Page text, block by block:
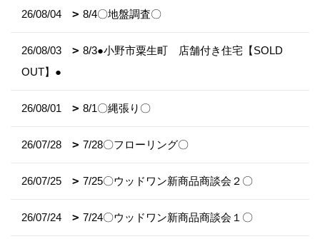
26/08/04 8/4〇地盤調査〇
26/08/03
8/3●小野市粟生町 店舗付き住宅【SOLD
OUT】●
26/08/01 8/1〇縄張り〇
26/07/28 7/28〇フローリング〇
26/07/25 7/25〇ウッドワン新商品商談会２〇
26/07/24 7/24〇ウッドワン新商品商談会１〇